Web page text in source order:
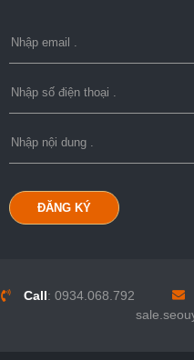
ĐĂNG KÝ
Call:0934.068.792